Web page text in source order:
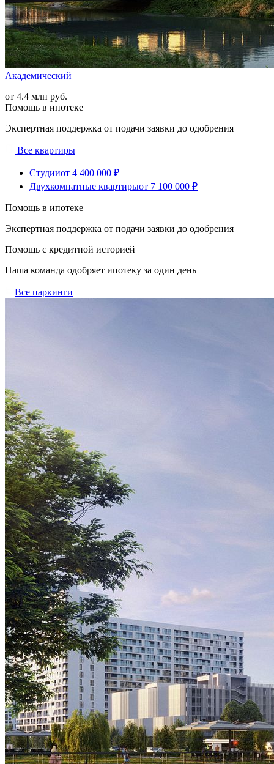
Академический
от 4.4 млн руб.
Помощь в ипотеке
Экспертная поддержка от подачи заявки до одобрения
Все квартиры
Студииот 4 400 000 ₽
Двухкомнатные квартирыот 7 100 000 ₽
Помощь в ипотеке
Экспертная поддержка от подачи заявки до одобрения
Помощь с кредитной историей
Наша команда одобряет ипотеку за один день
Все паркинги